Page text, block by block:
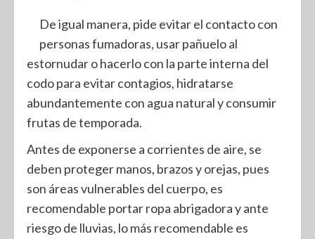
De igual manera, pide evitar el contacto con
personas fumadoras, usar pañuelo al
estornudar o hacerlo con la parte interna del
codo para evitar contagios, hidratarse
abundantemente con agua natural y consumir
frutas de temporada.
Antes de exponerse a corrientes de aire, se
deben proteger manos, brazos y orejas, pues
son áreas vulnerables del cuerpo, es
recomendable portar ropa abrigadora y ante
riesgo de lluvias, lo más recomendable es